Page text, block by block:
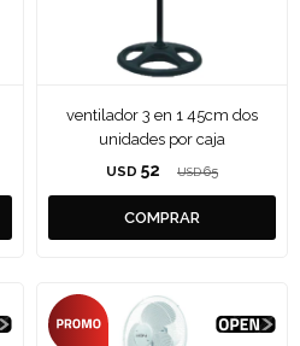
ventilador 3 en 1 45cm dos
unidades por caja
USD 52 USD 65